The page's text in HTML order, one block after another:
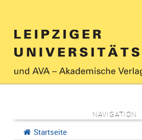
NAVIGATION
Startseite